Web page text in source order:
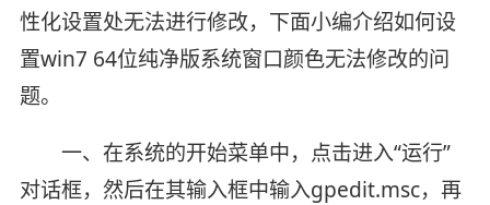
性化设置处无法进行修改，下面小编介绍如何设
置win7 64位纯净版系统窗口颜色无法修改的问
题。
一、在系统的开始菜单中，点击进入“运行”
对话框，然后在其输入框中输入gpedit.msc，再